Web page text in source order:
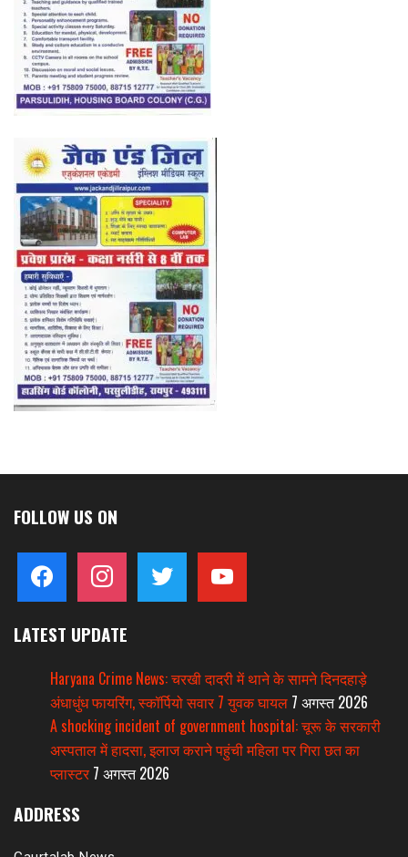
FOLLOW US ON
facebook instagram twitter youtube
LATEST UPDATE
Haryana Crime News: चरखी दादरी में थाने के सामने दिनदहाड़े
अंधाधुंध फायरिंग, स्कॉर्पियो सवार 7 युवक घायल 7 अगस्त 2026
A shocking incident of government hospital: चूरू के सरकारी
अस्पताल में हादसा, इलाज कराने पहुंची महिला पर गिरा छत का
प्लास्टर 7 अगस्त 2026
ADDRESS